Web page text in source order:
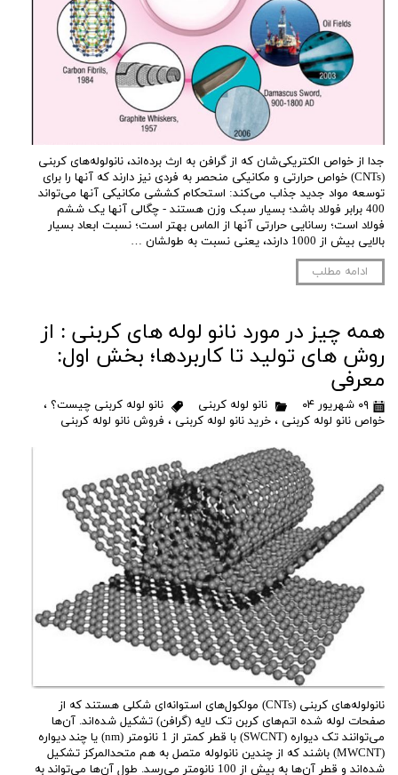
جدا از خواص الکتریکی‌شان که از گرافن به ارث برده‌اند، نانولوله‌های کربنی
(CNTs) خواص حرارتی و مکانیکی منحصر به فردی نیز دارند که آنها را برای
توسعه مواد جدید جذاب می‌کند: استحکام کششی مکانیکی آنها می‌تواند
400 برابر فولاد باشد؛ بسیار سبک وزن هستند - چگالی آنها یک ششم
فولاد است؛ رسانایی حرارتی آنها از الماس بهتر است؛ نسبت ابعاد بسیار
بالایی بیش از 1000 دارند، یعنی نسبت به طولشان …
ادامه مطلب
همه چیز در مورد نانو لوله های کربنی : از
روش های تولید تا کاربردها؛ بخش اول:
معرفی
۰۹ شهریور ۰۴ نانو لوله کربنی نانو لوله کربنی چیست؟ ،
خواص نانو لوله کربنی ، خرید نانو لوله کربنی ، فروش نانو لوله کربنی
نانولوله‌های کربنی (CNTs) مولکول‌های استوانه‌ای شکلی هستند که از
صفحات لوله شده اتم‌های کربن تک لایه (گرافن) تشکیل شده‌اند. آن‌ها
می‌توانند تک دیواره (SWCNT) با قطر کمتر از 1 نانومتر (nm) یا چند دیواره
(MWCNT) باشند که از چندین نانولوله متصل به هم متحدالمرکز تشکیل
شده‌اند و قطر آن‌ها به بیش از 100 نانومتر می‌رسد. طول آن‌ها می‌تواند به